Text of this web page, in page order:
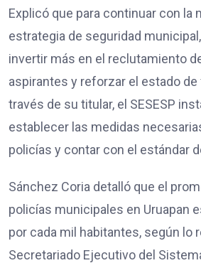
Explicó que para continuar con la
estrategia de seguridad
invertir más en el reclutamiento
aspirantes y reforzar el estado de
través de su titular, el SESESP
establecer las medidas
policías y contar con el estándar
Sánchez Coria detalló que el
policías municipales en Uruapan
por cada mil habitantes, según lo
Secretariado Ejecutivo del